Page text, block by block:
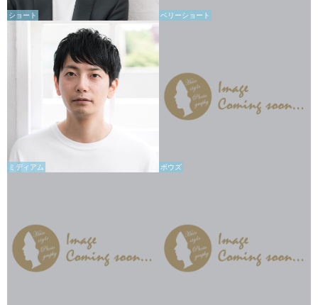
ショート ベリーショート
ミディアム ボウズ